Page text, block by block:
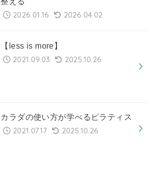
2026.01.16 2026.04.02
【less is more】
2021.09.03 2025.10.26
カラダの使い方が学べるピラティス
2021.07.17 2025.10.26